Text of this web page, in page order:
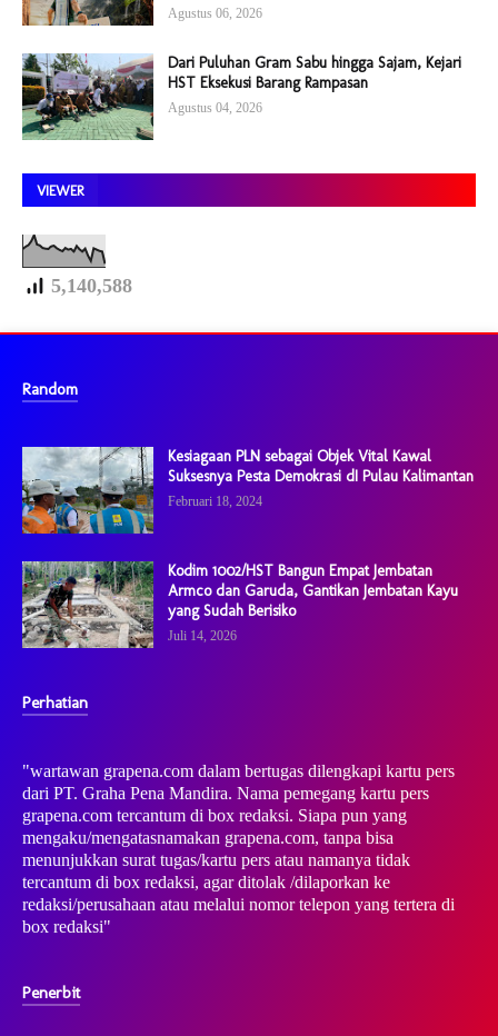
Agustus 06, 2026
Dari Puluhan Gram Sabu hingga Sajam, Kejari
HST Eksekusi Barang Rampasan
Agustus 04, 2026
VIEWER
5,140,588
Random
Kesiagaan PLN sebagai Objek Vital Kawal
Suksesnya Pesta Demokrasi dI Pulau Kalimantan
Februari 18, 2024
Kodim 1002/HST Bangun Empat Jembatan
Armco dan Garuda, Gantikan Jembatan Kayu
yang Sudah Berisiko
Juli 14, 2026
Perhatian
"wartawan grapena.com dalam bertugas dilengkapi kartu pers
dari PT. Graha Pena Mandira. Nama pemegang kartu pers
grapena.com tercantum di box redaksi. Siapa pun yang
mengaku/mengatasnamakan grapena.com, tanpa bisa
menunjukkan surat tugas/kartu pers atau namanya tidak
tercantum di box redaksi, agar ditolak /dilaporkan ke
redaksi/perusahaan atau melalui nomor telepon yang tertera di
box redaksi"
Penerbit